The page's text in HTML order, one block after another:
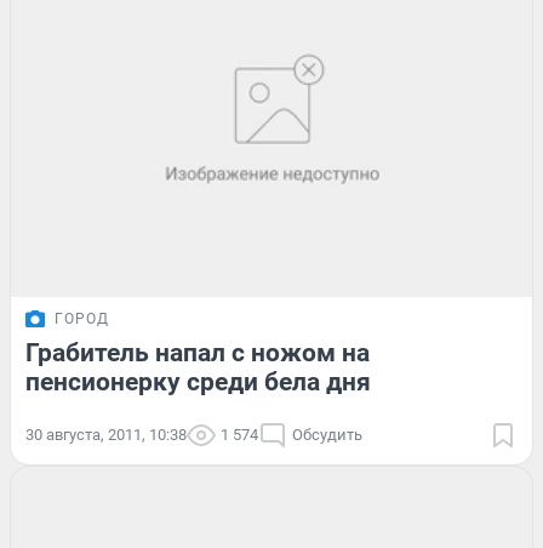
ГОРОД
Грабитель напал с ножом на
пенсионерку среди бела дня
30 августа, 2011, 10:38 1 574 Обсудить